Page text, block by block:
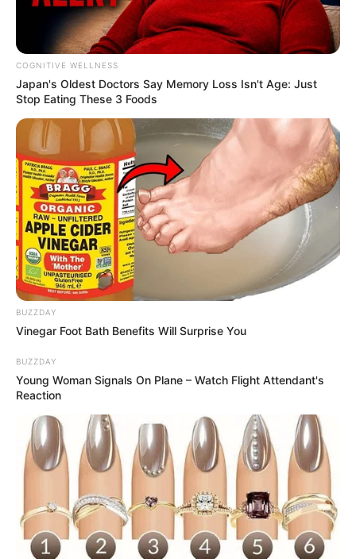
COGNITIVE WELLNESS
Japan's Oldest Doctors Say Me​mory Lo​ss Isn't Age: Just
Stop Eating These 3 Foods
BUZZDAY
Vinegar Foot Bath Benefits Will Surprise You
BUZZDAY
Young Woman Signals On Plane – Watch Flight Attendant's
Reaction